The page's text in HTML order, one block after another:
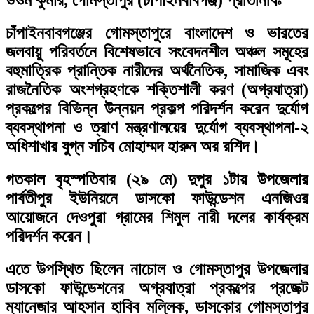
চাঁপাইনবাবগঞ্জের গোমস্তাপুরে বাংলাদেশ ও ভারতের
জলবায়ু পরিবর্তনে বিশেষভাবে সংবেদনশীল অঞ্চল সমূহের
বহুমাত্রিক প্রান্তিক নারীদের অর্থনৈতিক, সামাজিক এবং
রাজনৈতিক অংশগ্রহণকে শক্তিশালী করণ (অগ্রযাত্রা)
প্রকল্পের বিভিন্ন উন্নয়ন প্রকল্প পরিদর্শন করেন দুর্যোগ
ব্যবস্থাপনা ও ত্রাণ মন্ত্রণালয়ের দুর্যোগ ব্যবস্থাপনা-২
অধিশাখার যুগ্ন সচিব মোহাম্মদ হারুন অর রশিদ।
গতকাল বৃহস্পতিবার (২৯ মে) দুপুর ১টায় উপজেলার
পার্বতীপুর ইউনিয়নে ডাসকো ফাউন্ডেশন এনজিওর
আয়োজনে দেওপুরা গ্রামের শিমুল নারী দলের কার্যক্রম
পরিদর্শন করেন।
এতে উপস্থিত ছিলেন নাচোল ও গোমস্তাপুর উপজেলার
ডাসকো ফাউন্ডেশনের অগ্রযাত্রা প্রকল্পের প্রজেক্ট
ম্যানেজার আহসান হাবিব মল্লিক, ডাসকোর গোমস্তাপুর